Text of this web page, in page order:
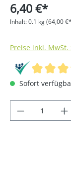
6,40 €*
Inhalt:0.1 kg(64,00
Preise inkl.
Sofort
Produkt